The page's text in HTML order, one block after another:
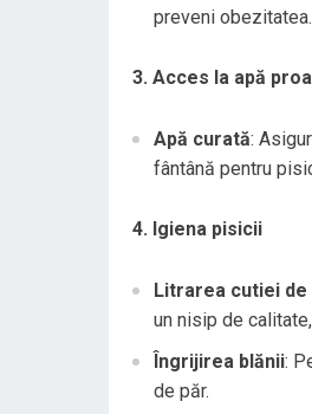
preveni obezitatea.
3. Acces la apă
Apă curată:
fântână pentru
4. Igiena pisicii
Litrarea cutiei
un nisip de
Îngrijirea blănii:
de păr.